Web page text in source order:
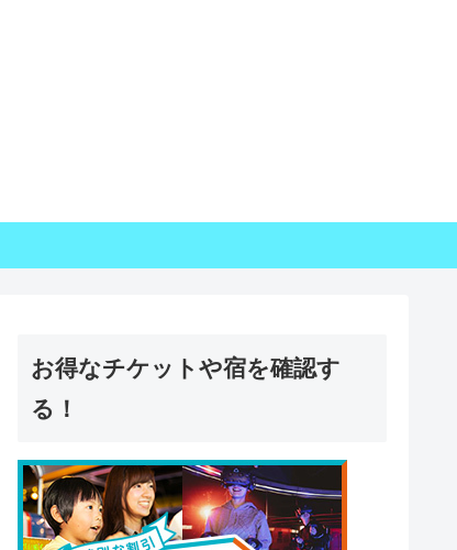
お得なチケットや宿を確認す
る！